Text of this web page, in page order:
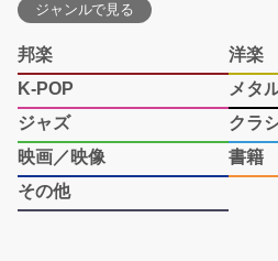
ジャンルで見る
邦楽
洋楽
K-POP
メタ
ジャズ
クラ
映画／映像
書籍
その他